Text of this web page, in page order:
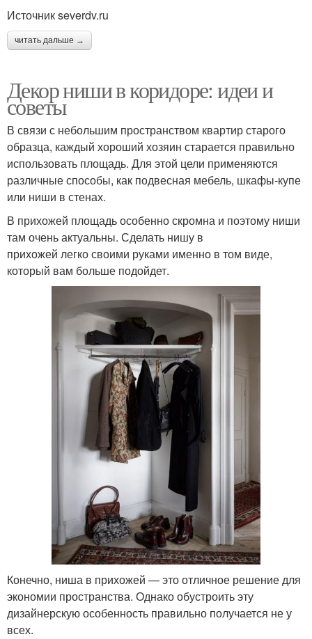
Источник severdv.ru
читать дальше →
Декор ниши в коридоре: идеи и
советы
В связи с небольшим пространством квартир старого
образца, каждый хороший хозяин старается правильно
использовать площадь. Для этой цели применяются
различные способы, как подвесная мебель, шкафы-купе
или ниши в стенах.
В прихожей площадь особенно скромна и поэтому ниши
там очень актуальны. Сделать нишу в
прихожей легко своими руками именно в том виде,
который вам больше подойдет.
Конечно, ниша в прихожей — это отличное решение для
экономии пространства. Однако обустроить эту
дизайнерскую особенность правильно получается не у
всех.